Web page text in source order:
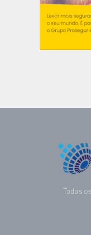
Todos